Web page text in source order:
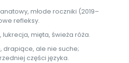
młode roczniki (2019–
refleksy.
lukrecja, mięta, świeża róża.
drapiące, ale nie suche;
części języka.